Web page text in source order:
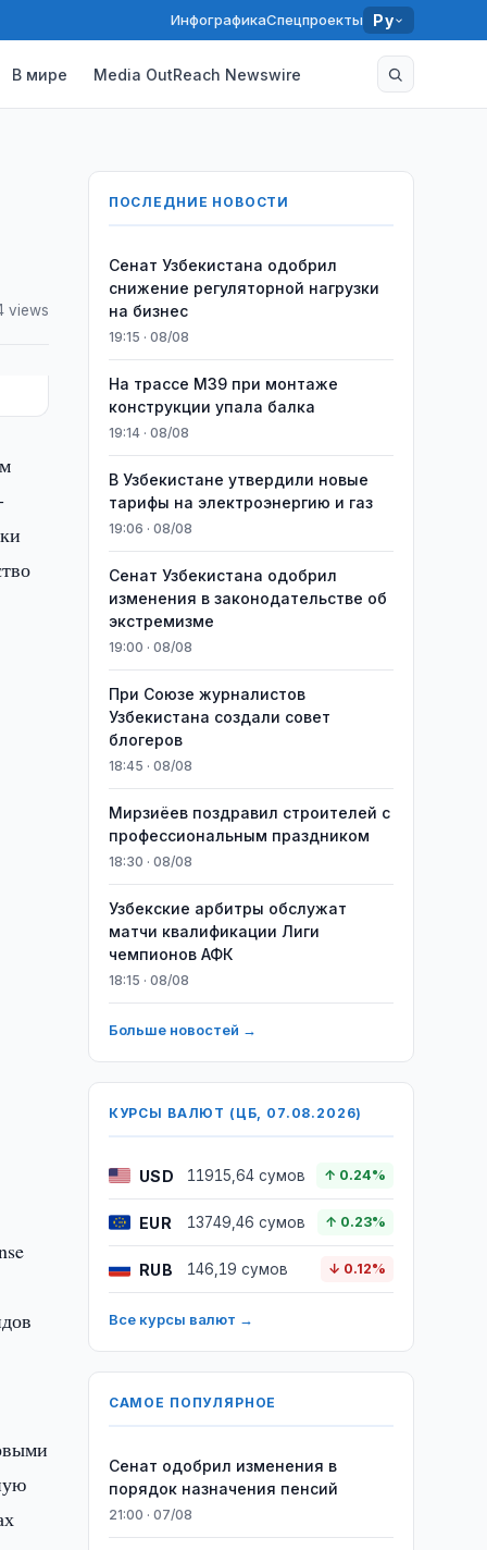
ИнфографикаСпецпроекты Ру
В мире Media OutReach Newswire
views
ПОСЛЕДНИЕ НОВОСТИ
Сенат Узбекистана одобрил
снижение регуляторной нагрузки
на бизнес
19:15 · 08/08
На трассе M39 при монтаже
конструкции упала балка
19:14 · 08/08
В Узбекистане утвердили новые
тарифы на электроэнергию и газ
19:06 · 08/08
Сенат Узбекистана одобрил
изменения в законодательстве об
экстремизме
19:00 · 08/08
При Союзе журналистов
Узбекистана создали совет
блогеров
18:45 · 08/08
Мирзиёев поздравил строителей с
профессиональным праздником
18:30 · 08/08
Узбекские арбитры обслужат
матчи квалификации Лиги
чемпионов АФК
18:15 · 08/08
Больше новостей →
КУРСЫ ВАЛЮТ (ЦБ, 07.08.2026)
USD 11915,64 сумов ↑ 0.24%
EUR 13749,46 сумов ↑ 0.23%
RUB 146,19 сумов ↓ 0.12%
Все курсы валют →
САМОЕ ПОПУЛЯРНОЕ
Сенат одобрил изменения в
порядок назначения пенсий
21:00 · 07/08